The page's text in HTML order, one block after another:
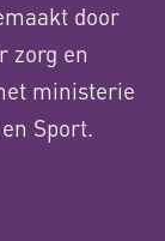
door
zorg en
ministerie
Sport.